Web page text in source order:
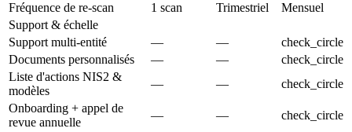
Fréquence de re-scan
1 scan Trimestriel
Mensuel
Support & échelle
Support multi-entité
— —
check_circle
Documents personnalisés
— —
check_circle
Liste d'actions NIS2 &
modèles
— —
check_circle
Onboarding + appel de
revue annuelle
— — check_circle